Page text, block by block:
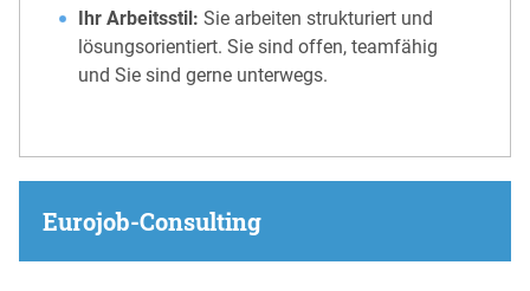
Ihr Arbeitsstil: Sie arbeiten strukturiert und
lösungsorientiert. Sie sind offen, teamfähig
und Sie sind gerne unterwegs.
Eurojob-Consulting